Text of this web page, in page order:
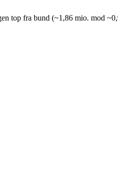
top fra bund (~1,86 mio. mod